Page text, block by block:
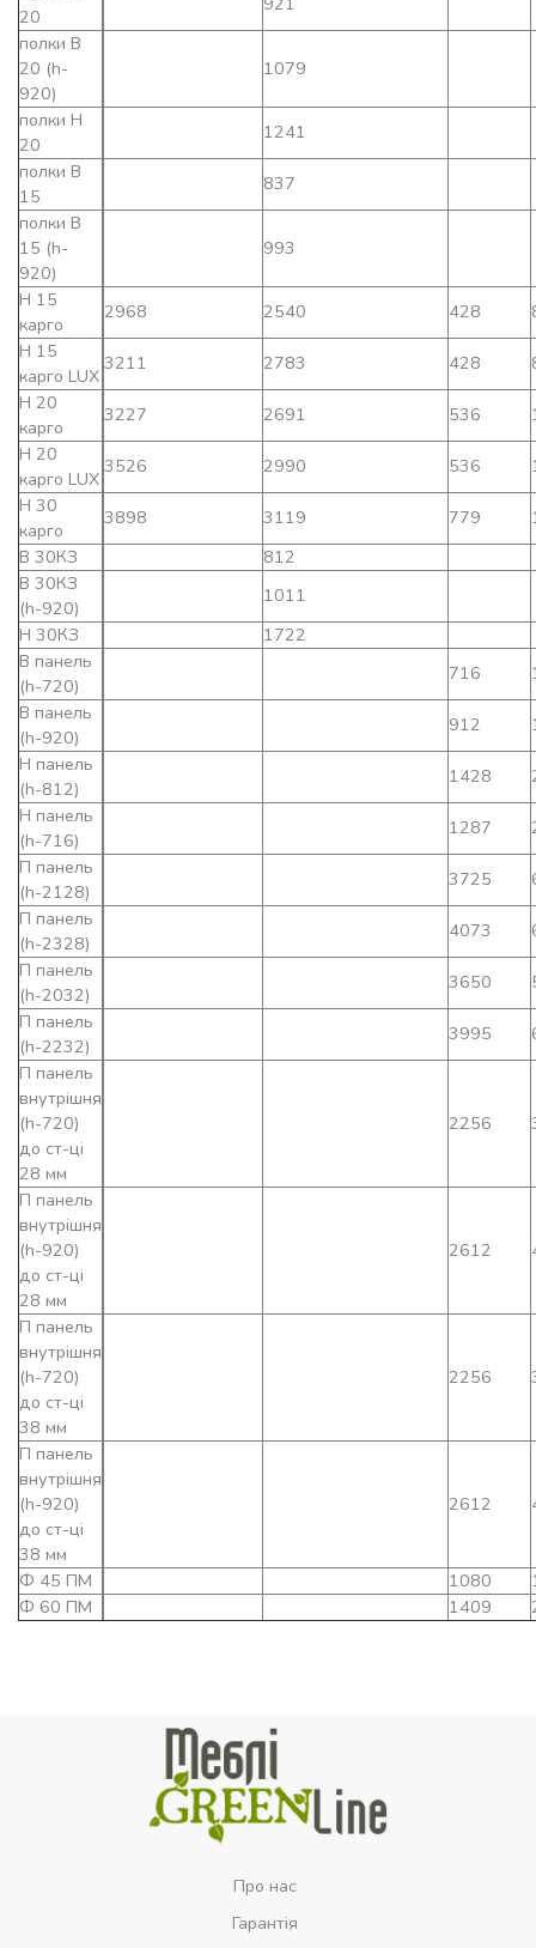
20
полки В
20 (h-
920)
1079
полки Н
20
1241
полки В
15
837
полки В
15 (h-
920)
993
Н 15
карго
2968 2540 428
Н 15
карго LUX
3211 2783 428
Н 20
карго
3227 2691 536
Н 20
карго LUX
3526 2990 536
Н 30
карго
3898 3119 779
В 30КЗ
812
В 30КЗ
(h-920)
1011
Н 30КЗ
1722
В панель
(h-720)
716
В панель
(h-920)
912
Н панель
(h-812)
1428
Н панель
(h-716)
1287
П панель
(h-2128)
3725
П панель
(h-2328)
4073
П панель
(h-2032)
3650
П панель
(h-2232)
3995
П панель
внутрішня
(h-720)
до ст-ці
28 мм
2256
П панель
внутрішня
(h-920)
до ст-ці
28 мм
2612
П панель
внутрішня
(h-720)
до ст-ці
38 мм
2256
П панель
внутрішня
(h-920)
до ст-ці
38 мм
2612
Ф 45 ПМ 1080
Ф 60 ПМ
1409
Про нас
Гарантія